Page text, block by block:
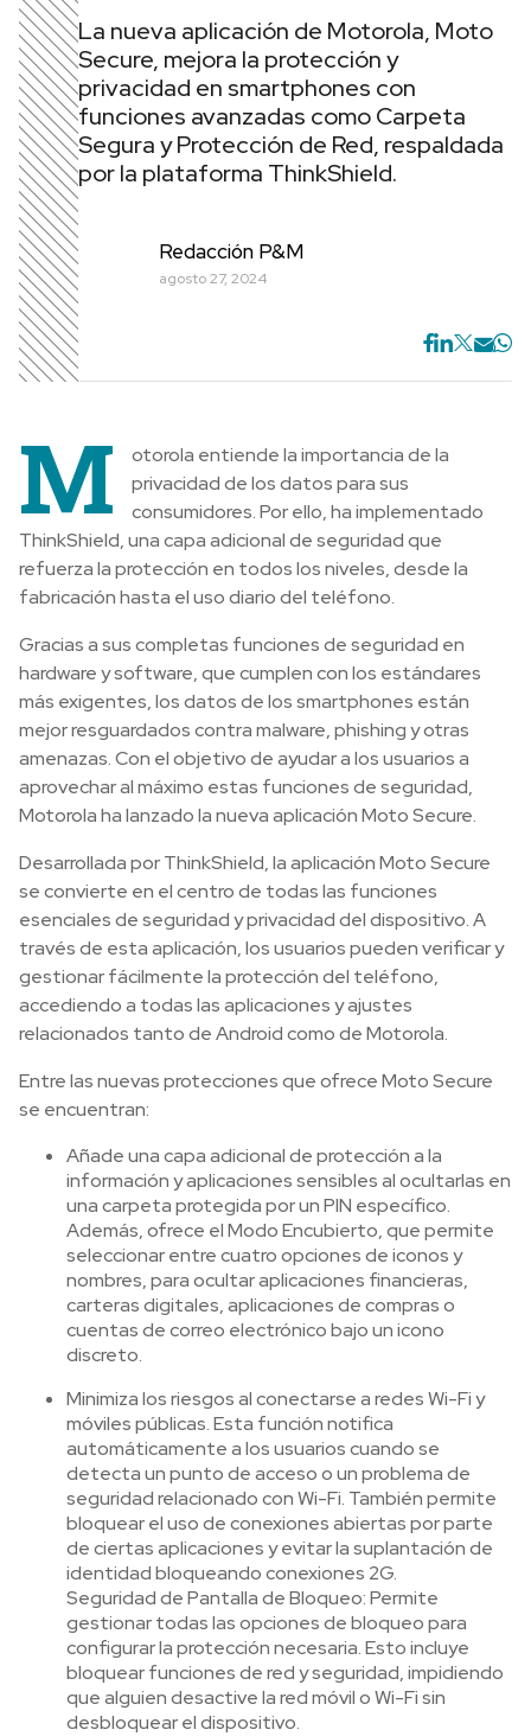
La nueva aplicación de Motorola, Moto
Secure, mejora la protección y
privacidad en smartphones con
funciones avanzadas como Carpeta
Segura y Protección de Red, respaldada
por la plataforma ThinkShield.
Redacción P&M
agosto 27, 2024
M
otorola entiende la importancia de la
privacidad de los datos para sus
consumidores. Por ello, ha implementado
ThinkShield, una capa adicional de seguridad que
refuerza la protección en todos los niveles, desde la
fabricación hasta el uso diario del teléfono.
Gracias a sus completas funciones de seguridad en
hardware y software, que cumplen con los estándares
más exigentes, los datos de los smartphones están
mejor resguardados contra malware, phishing y otras
amenazas. Con el objetivo de ayudar a los usuarios a
aprovechar al máximo estas funciones de seguridad,
Motorola ha lanzado la nueva aplicación Moto Secure.
Desarrollada por ThinkShield, la aplicación Moto Secure
se convierte en el centro de todas las funciones
esenciales de seguridad y privacidad del dispositivo. A
través de esta aplicación, los usuarios pueden verificar y
gestionar fácilmente la protección del teléfono,
accediendo a todas las aplicaciones y ajustes
relacionados tanto de Android como de Motorola.
Entre las nuevas protecciones que ofrece Moto Secure
se encuentran:
Añade una capa adicional de protección a la
información y aplicaciones sensibles al ocultarlas en
una carpeta protegida por un PIN específico.
Además, ofrece el Modo Encubierto, que permite
seleccionar entre cuatro opciones de iconos y
nombres, para ocultar aplicaciones financieras,
carteras digitales, aplicaciones de compras o
cuentas de correo electrónico bajo un icono
discreto.
Minimiza los riesgos al conectarse a redes Wi-Fi y
móviles públicas. Esta función notifica
automáticamente a los usuarios cuando se
detecta un punto de acceso o un problema de
seguridad relacionado con Wi-Fi. También permite
bloquear el uso de conexiones abiertas por parte
de ciertas aplicaciones y evitar la suplantación de
identidad bloqueando conexiones 2G.
Seguridad de Pantalla de Bloqueo: Permite
gestionar todas las opciones de bloqueo para
configurar la protección necesaria. Esto incluye
bloquear funciones de red y seguridad, impidiendo
que alguien desactive la red móvil o Wi-Fi sin
desbloquear el dispositivo.